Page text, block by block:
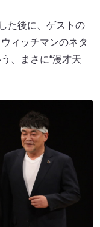
た後に、ゲストの
ィッチマンのネタ
、まさに“漫才天